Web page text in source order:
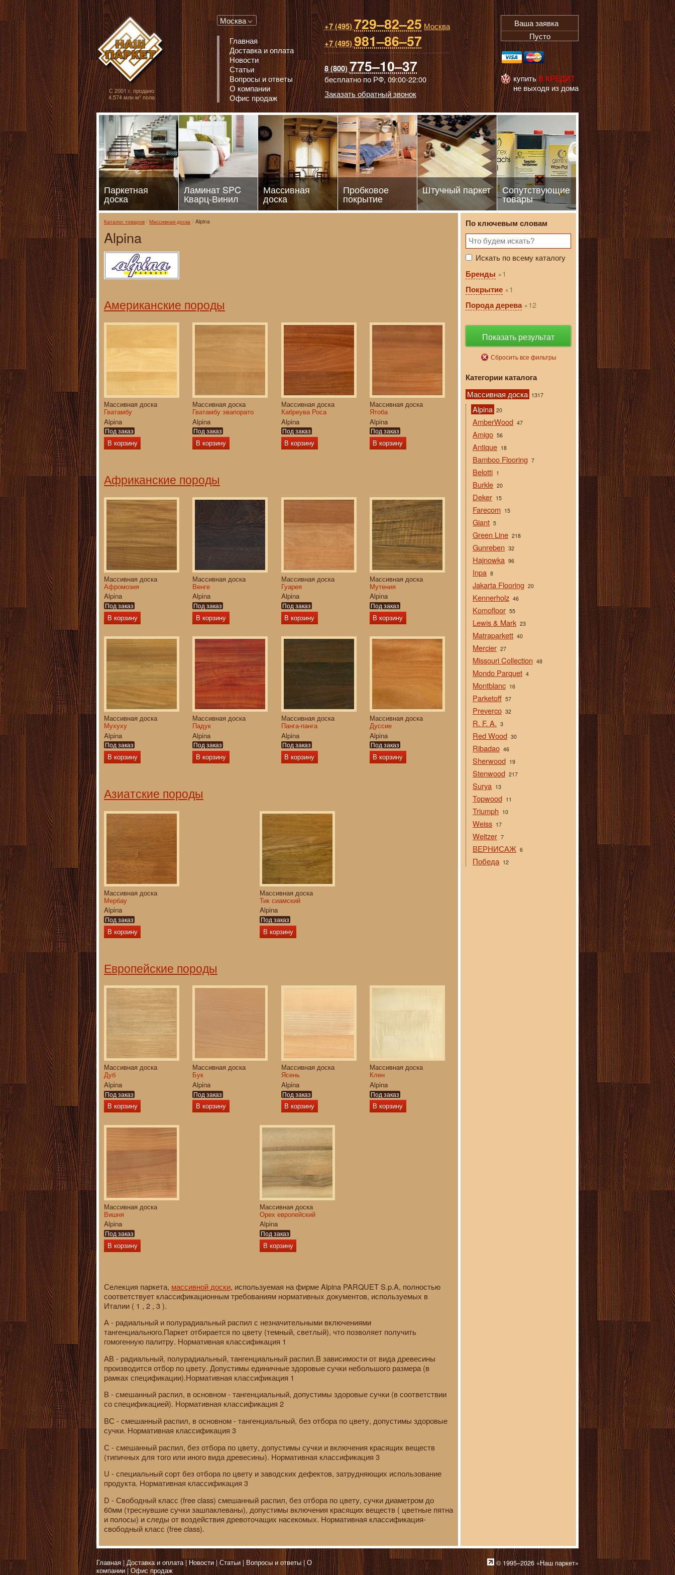
Паркет, Штучный паркет, Массивная доска, Ламинированный паркет
С 2001 г. продано
4.574 млн м² пола
Москва
Главная
Доставка и оплата
Новости
Статьи
Вопросы и ответы
О компании
Офис продаж
+7 (495)729–82–25 Москва
+7 (495)981–86–57
8 (800)775–10–37
бесплатно по РФ,09:00-22:00
Заказать обратный звонок
Ваша заявка
Пусто
купитьВ КРЕДИТ
не выходя из дома
Паркетная
доска
Ламинат SPC
Кварц-Винил
Массивная
доска
Пробковое
покрытие
Штучный паркет Сопутствующие
товары
Каталог товаров Массивная доска Alpina
Alpina
Американские породы
Массивная доска
Гватамбу
Alpina
Под заказ
В корзину
Массивная доска
Гватамбу эвапорато
Alpina
Под заказ
В корзину
Массивная доска
Кабреува Роса
Alpina
Под заказ
В корзину
Массивная доска
Ятоба
Alpina
Под заказ
В корзину
Африканские породы
Массивная доска
Афромозия
Alpina
Под заказ
В корзину
Массивная доска
Венге
Alpina
Под заказ
В корзину
Массивная доска
Гуарея
Alpina
Под заказ
В корзину
Массивная доска
Мутения
Alpina
Под заказ
В корзину
Массивная доска
Мухуху
Alpina
Под заказ
В корзину
Массивная доска
Падук
Alpina
Под заказ
В корзину
Массивная доска
Панга-панга
Alpina
Под заказ
В корзину
Массивная доска
Дуссие
Alpina
Под заказ
В корзину
Азиатские породы
Массивная доска
Мербау
Alpina
Под заказ
В корзину
Массивная доска
Тик сиамский
Alpina
Под заказ
В корзину
Европейские породы
Массивная доска
Дуб
Alpina
Под заказ
В корзину
Массивная доска
Бук
Alpina
Под заказ
В корзину
Массивная доска
Ясень
Alpina
Под заказ
В корзину
Массивная доска
Клен
Alpina
Под заказ
В корзину
Массивная доска
Вишня
Alpina
Под заказ
В корзину
Массивная доска
Орех европейский
Alpina
Под заказ
В корзину
Селекция паркета, массивной доски, используемая на фирме Alpina PARQUET S.p.A, полностью
соответствует классификационным требованиям нормативных документов, используемых в
Италии ( 1 , 2 , 3 ).
А - радиальный и полурадиальный распил с незначительными включениями
тангенциального.Паркет отбирается по цвету (темный, светлый), что позволяет получить
гомогенную палитру. Нормативная классификация 1
АВ - радиальный, полурадиальный, тангенциальный распил.В зависимости от вида древесины
производится отбор по цвету. Допустимы единичные здоровые сучки небольшого размера (в
рамках спецификации).Нормативная классификация 1
В - смешанный распил, в основном - тангенциальный, допустимы здоровые сучки (в соответствии
со спецификацией). Нормативная классификация 2
ВС - смешанный распил, в основном - тангенциальный, без отбора по цвету, допустимы здоровые
сучки. Нормативная классификация 3
С - смешанный распил, без отбора по цвету, допустимы сучки и включения красящих веществ
(типичных для того или иного вида древесины). Нормативная классификация 3
U - специальный сорт без отбора по цвету и заводских дефектов, затрудняющих использование
продукта. Нормативная классификация 3
D - Свободный класс (free class) смешанный распил, без отбора по цвету, сучки диаметром до
60мм (треснувшие сучки зашпаклеваны), допустимы включения красящих веществ ( цветные пятна
и полосы) и следы от воздействия древоточащих насекомых. Нормативная классификация-
свободный класс (free class).
По ключевым словам
Искать по всему каталогу
Бренды
1
Покрытие
1
Порода дерева
12
Показать результат
Сбросить все фильтры
Категории каталога
Массивная доска 1317
Alpina 20
AmberWood 47
Amigo 56
Antique 18
Bamboo Flooring 7
Belotti 1
Burkle 20
Deker 15
Farecom 15
Giant 5
Green Line 218
Gunreben 32
Hajnowka 96
Inpa 8
Jakarta Flooring 20
Kennerholz 46
Komofloor 55
Lewis & Mark 23
Matraparkett 40
Mercier 27
Missouri Collection 48
Mondo Parquet 4
Montblanc 16
Parketoff 57
Preverco 32
R. F. A. 3
Red Wood 30
Ribadao 46
Sherwood 19
Stenwood 217
Surya 13
Topwood 11
Triumph 10
Weiss 17
Weitzer 7
ВЕРНИСАЖ 6
Победа 12
Главная Доставка и оплата Новости Статьи Вопросы и ответы О
компании Офис продаж
© 1995–2026 «Наш паркет»